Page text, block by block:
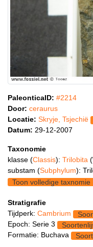
PaleonticaID: #2214
Door: ceraurus
Locatie: Skryje, Tsjechië
Datum: 29-12-2007
Taxonomie
klasse (Classis): Trilobita
substam (Subphylum):
Toon volledige taxnomie
Stratigrafie
Tijdperk: Cambrium
Epoch: Serie 3
Formatie: Buchava